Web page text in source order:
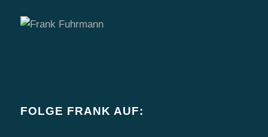
FOLGE FRANK AUF: